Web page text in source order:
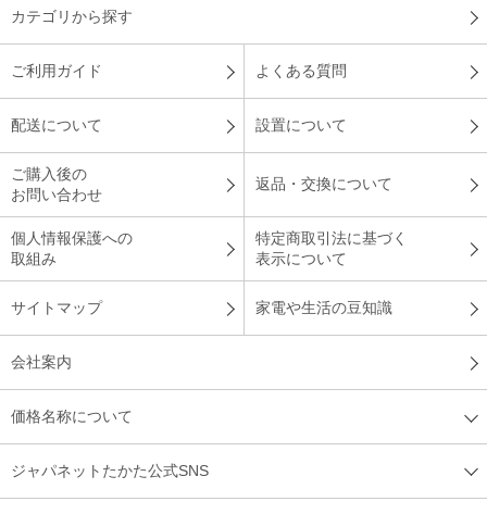
これにして良かったです。
（京都府60代O.Y様）
軽くて持ち運びも楽々
トイレ用にと購入しました。スイッチを入れて直ぐに暖かくな
るのは助かります。軽くて持ち運びも楽々なので、来年はもう
一台購入して、家事のそれぞれの場所へ持って行きたいと思っ
てます。来年の冬も販売して下さい。
（愛知県50代K.H様）
ほんとうにすぐに暖まる
脱衣所に暖房器具が欲しくて探していた。ほんとうにすぐに暖
まってコンパクトだから置き場所をとらないのがいい。
カテゴリから探す
ご利用ガイド よくある質問
配送について 設置について
ご購入後の
お問い合わせ
返品・交換について
個人情報保護への
取組み
特定商取引法に基づく
表示について
サイトマップ 家電や生活の豆知識
会社案内
価格名称について
ジャパネットたかた公式SNS